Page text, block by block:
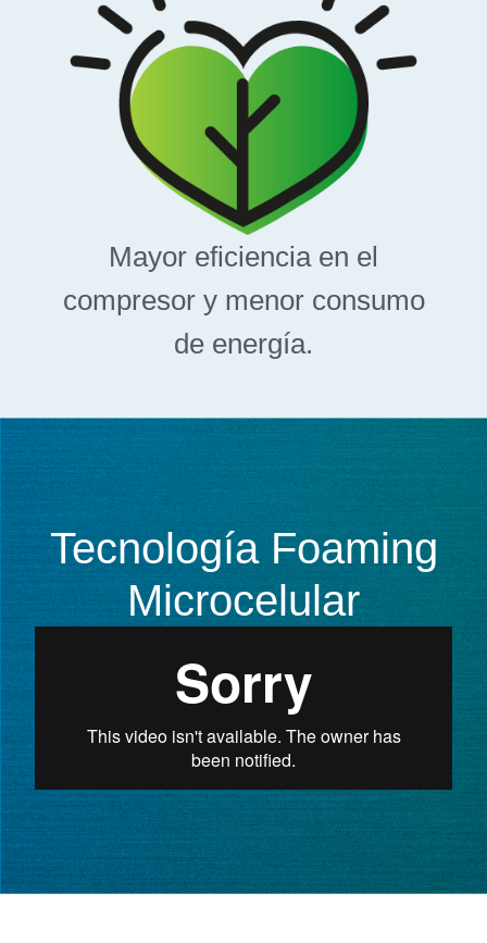
Mayor eficiencia en el
compresor y menor consumo
de energía.
Tecnología Foaming
Microcelular